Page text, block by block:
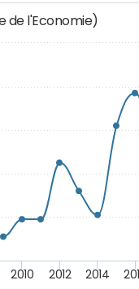
de l'Economie)
2010 2012 2014